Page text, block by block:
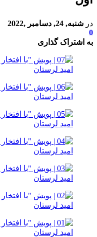
در شنبه, 24, دسامبر ,2022
0
به اشتراک گذاری